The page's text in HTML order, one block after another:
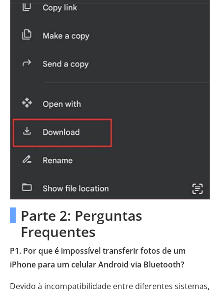
Parte 2: Perguntas
Frequentes
P1. Por que é impossível transferir fotos de um
iPhone para um celular Android via Bluetooth?
Devido à incompatibilidade entre diferentes sistemas,